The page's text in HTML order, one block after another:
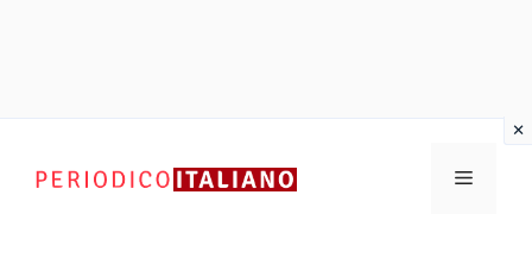
contenuto
Menu